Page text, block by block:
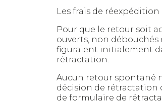
Les frais de
Pour que le retour soit
ouverts, non débouchés
figuraient initialement
rétractation.
Aucun retour spontané
décision de rétractation
de formulaire de